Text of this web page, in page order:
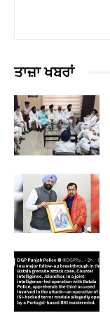
ਤਾਜ਼ਾ ਖਬਰਾਂ